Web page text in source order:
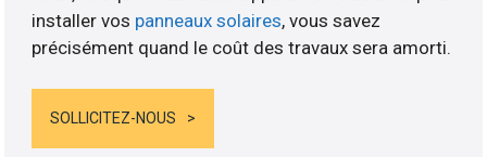
installer vos panneaux solaires, vous savez
précisément quand le coût des travaux sera amorti.
SOLLICITEZ-NOUS